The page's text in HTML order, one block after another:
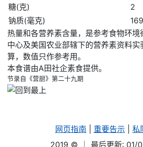
糖(克)
2
钠质(毫克)
169
热量和各营养素含量，是参考食物环境
中心及美国农业部辖下的营养素资料实
算，数值只作参考用。
本食谱由A田社企素食提供。
节录自《营厨》第二十九期
网页指南 重要告示
私
2019 © ｜ 最后更新: 01/